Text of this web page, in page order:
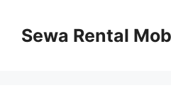
contentSewa Rental